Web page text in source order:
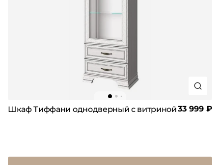
Шкаф Тиффани однодверный с витриной33 999 ₽